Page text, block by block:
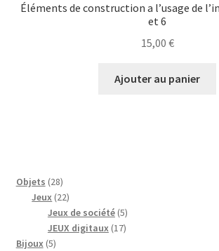
Éléments de construction a l’usage de
et 6
15,00 €
Ajouter au panier
Objets 2828
produits
Jeux 2222
produits
Jeux de société 55
produits
JEUX digitaux 1717
Bijoux 55